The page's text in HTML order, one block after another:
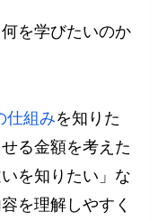
を学びたいのか
仕組みを知りた
る金額を考えた
を知りたい」な
を理解しやすく